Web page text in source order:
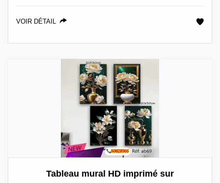
VOIR DÉTAIL
Tableau mural HD imprimé sur